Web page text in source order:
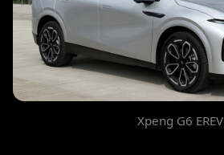
Xpeng G6 EREV